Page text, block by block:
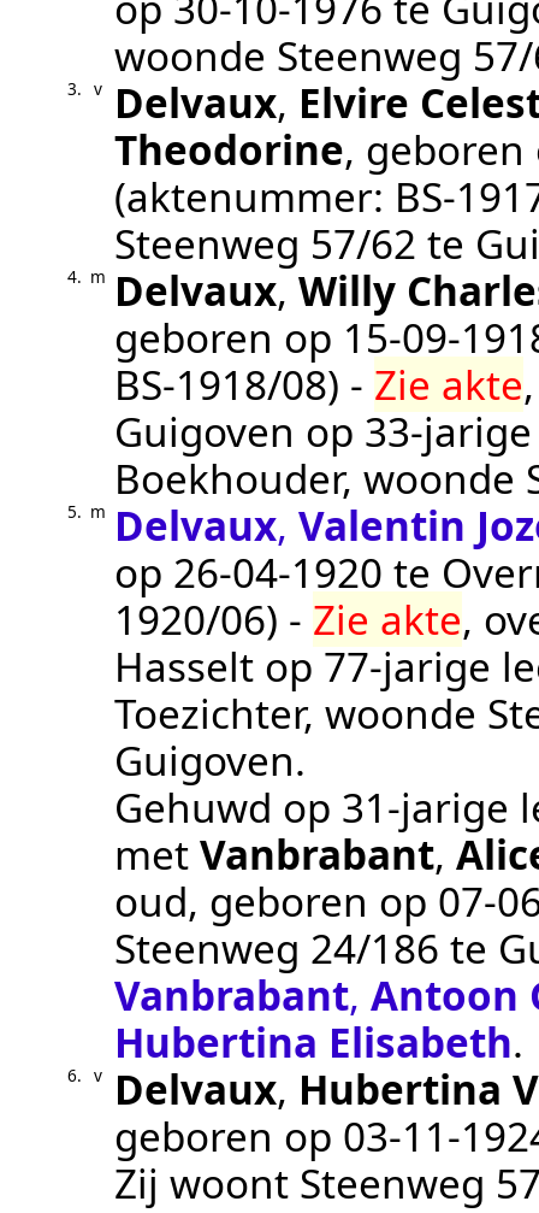
woonde Steenweg
3. v Delvaux, Elvire
Theodorine,
(aktenummer: BS-
Steenweg 57/62 te
4. m Delvaux,Willy
geboren op
BS-1918/08) - Zie akte
Guigoven op 33-
Boekhouder, woonde
5. m Delvaux,Valentin
op 26‑04‑1920 te
1920/06) - Zie akte,
Hasselt op 77-jarige
Toezichter, woonde
Guigoven.
Gehuwd op 31-jarige
metVanbrabant,
oud, geboren op
Steenweg 24/186 te
Vanbrabant,Antoon
Hubertina Elisabeth.
6. v Delvaux, Hubertina
geboren op
Zij woont Steenweg